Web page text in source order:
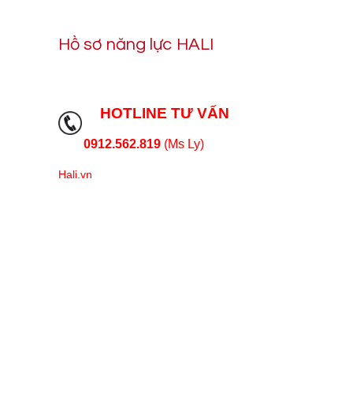
Hồ sơ năng lực HALI
HOTLINE TƯ VẤN
0912.562.819 (Ms Ly)
Hali.vn